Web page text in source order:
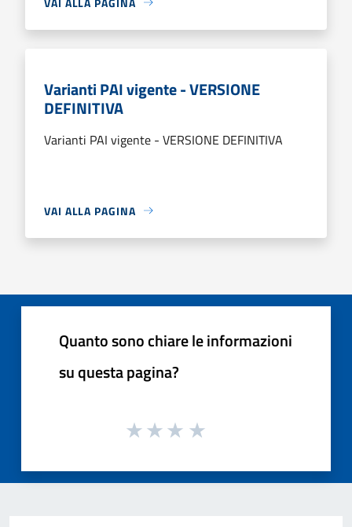
Varianti PAI vigente - VERSIONE
DEFINITIVA
Varianti PAI vigente - VERSIONE DEFINITIVA
VAI ALLA PAGINA
Quanto sono chiare le informazioni
su questa pagina?